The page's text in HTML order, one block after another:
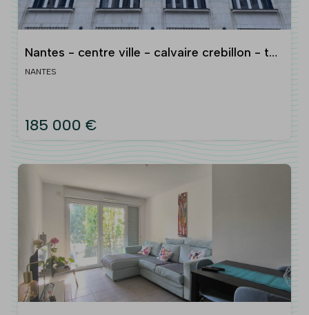
Nantes - centre ville - calvaire crebillon - t2
de 58 m2
NANTES
185 000 €